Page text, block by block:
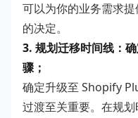
可以为你的业务需求
的决定。
3. 规划迁移时间线：
骤；
确定升级至 Shopify
过渡至关重要。在规